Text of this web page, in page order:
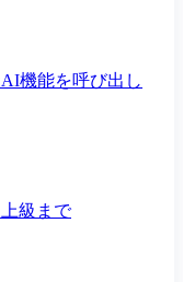
機能を呼び出し
級まで